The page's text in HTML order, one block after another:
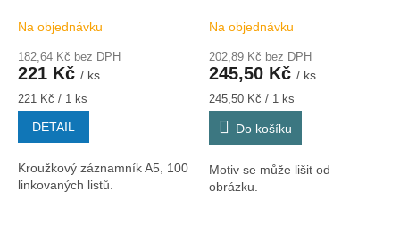
Na objednávku
182,64 Kč bez DPH
221 Kč / ks
Měrná
cena:
221 Kč / 1 ks
DETAIL
Kroužkový záznamník A5, 100
linkovaných listů.
Na objednávku
202,89 Kč bez DPH
245,50 Kč / ks
Měrná
cena:
245,50 Kč / 1 ks
Do košíku
Motiv se může lišit od
obrázku.